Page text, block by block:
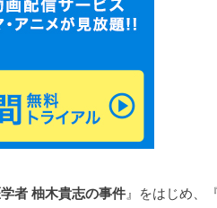
者 柚木貴志の事件 』をはじめ、